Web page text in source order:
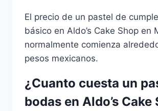
El precio de un pastel de
básico en Aldo’s Cake Shop en
normalmente comienza
pesos mexicanos.
¿Cuanto cuesta un
bodas en Aldo’s Cake